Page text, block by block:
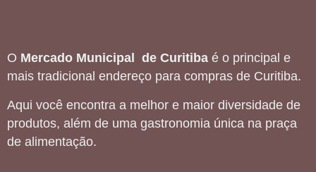
O Mercado Municipal de Curitiba é o principal e
mais tradicional endereço para compras de Curitiba.
Aqui você encontra a melhor e maior diversidade de
produtos, além de uma gastronomia única na praça
de alimentação.